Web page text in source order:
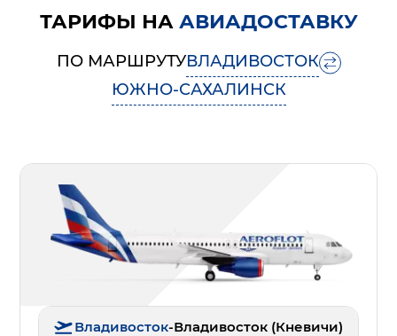
ТАРИФЫ НА АВИАДОСТАВКУ
ПО МАРШРУТУВЛАДИВОСТОК
ЮЖНО-САХАЛИНСК
Владивосток-Владивосток (Кневичи)